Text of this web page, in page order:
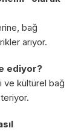
bağ
arıyor.
ediyor?
ve kültürel bağ